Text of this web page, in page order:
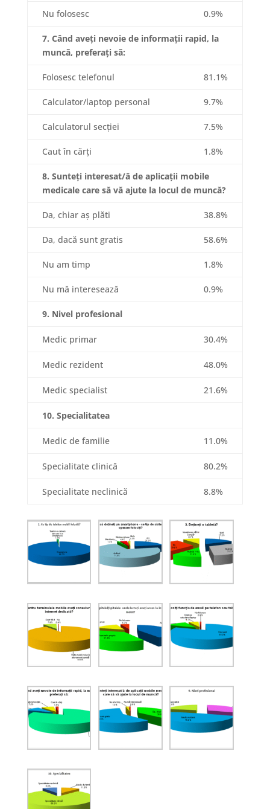
Nu folosesc 0.9%
7. Când aveți nevoie de informații rapid, la
muncă, preferați să:
Folosesc telefonul 81.1%
Calculator/laptop personal 9.7%
Calculatorul secției 7.5%
Caut în cărți 1.8%
8. Sunteți interesat/ă de aplicații mobile
medicale care să vă ajute la locul de muncă?
Da, chiar aș plăti 38.8%
Da, dacă sunt gratis 58.6%
Nu am timp 1.8%
Nu mă interesează 0.9%
9. Nivel profesional
Medic primar 30.4%
Medic rezident 48.0%
Medic specialist 21.6%
10. Specialitatea
Medic de familie 11.0%
Specialitate clinică 80.2%
Specialitate neclinică 8.8%